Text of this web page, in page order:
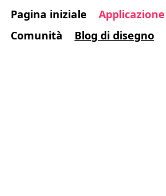
Pagina iniziale Applicazione
Comunità
Blog di disegno